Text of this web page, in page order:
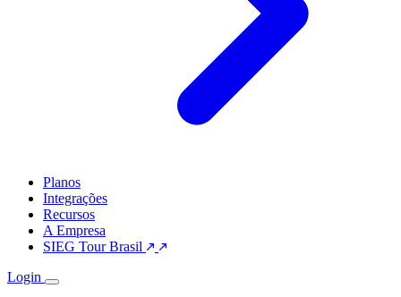
Planos
Integrações
Recursos
A Empresa
SIEG Tour Brasil
Login